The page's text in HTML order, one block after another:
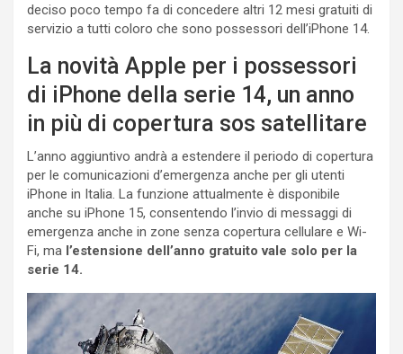
deciso poco tempo fa di concedere altri 12 mesi gratuiti di
servizio a tutti coloro che sono possessori dell’iPhone 14.
La novità Apple per i possessori
di iPhone della serie 14, un anno
in più di copertura sos satellitare
L’anno aggiuntivo andrà a estendere il periodo di copertura
per le comunicazioni d’emergenza anche per gli utenti
iPhone in Italia. La funzione attualmente è disponibile
anche su iPhone 15, consentendo l’invio di messaggi di
emergenza anche in zone senza copertura cellulare e Wi-
Fi, ma l’estensione dell’anno gratuito vale solo per la
serie 14.